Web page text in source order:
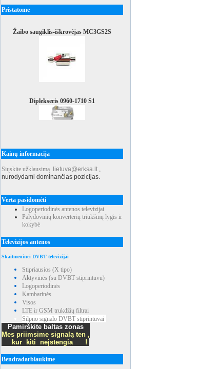
Pristatome
Žaibo saugiklis-iškrovėjas MC3GS2S
Diplekseris 0960-1710 S1
Kainų informacija
Siųskite užklausimą lietuva@erksa.lt ,
nurodydami dominančias pozicijas.
Verta pasidomėti
Logoperiodinės antenos televizijai
Palydovinių konverterių triukšmų lygis ir
kokybė
Televizijos antenos
Skaitmeninei DVBT televizijai
Stipriausios (X tipo)
Aktyvinės (su DVBT stiprintuvu)
Logoperiodinės
Kambarinės
Visos
LTE ir GSM trukdžių filtrai
Silpno signalo DVBT stiprintuvai
Pamirškite baltas zonas
Mes priimsime signalą ten ,
kur kiti neįstengia !
Bendradarbiaukime